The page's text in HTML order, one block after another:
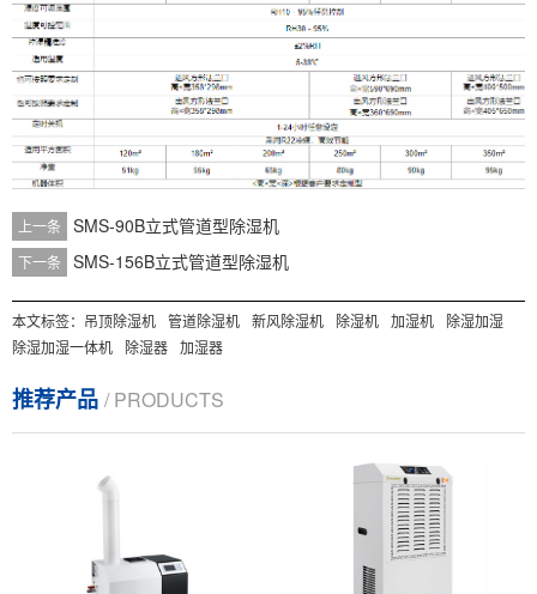
上一条 SMS-90B立式管道型除湿机
下一条 SMS-156B立式管道型除湿机
本文标签： 吊顶除湿机 管道除湿机 新风除湿机 除湿机 加湿机
除湿加湿
除湿加湿一体机
除湿器 加湿器
推荐产品 / PRODUCTS